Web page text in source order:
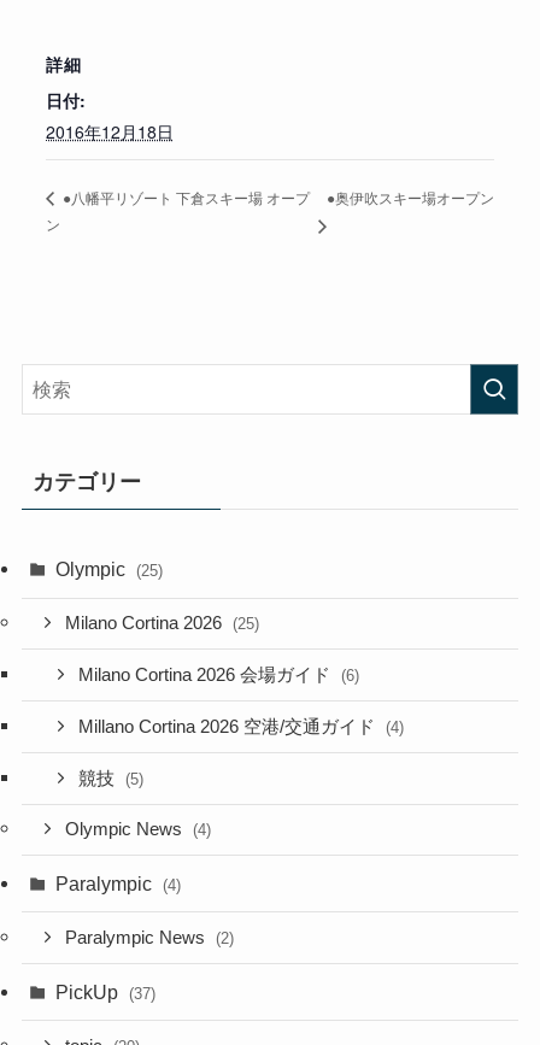
詳細
日付:
2016年12月18日
●八幡平リゾート 下倉スキー場 オープ
ン
●奥伊吹スキー場オープン
カテゴリー
Olympic (25)
Milano Cortina 2026 (25)
Milano Cortina 2026 会場ガイド (6)
Millano Cortina 2026 空港/交通ガイド (4)
競技 (5)
Olympic News (4)
Paralympic (4)
Paralympic News (2)
PickUp (37)